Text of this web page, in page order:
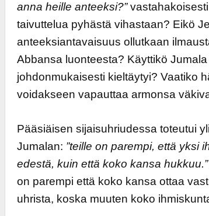
anna heille anteeksi?”
taivuttelua pyhästä vihastaan? Eikö
anteeksiantavaisuus ollutkaan
Abbansa luonteesta? Käyttikö
johdonmukaisesti kieltäytyi? Vaatiko
voidakseen vapauttaa armonsa
Pääsiäisen sijaisuhriudessa toteutui
Jumalan: ”teille on parempi, että yksi
edestä, kuin että koko kansa hukkuu.”
on parempi että koko kansa ottaa
uhrista, koska muuten koko